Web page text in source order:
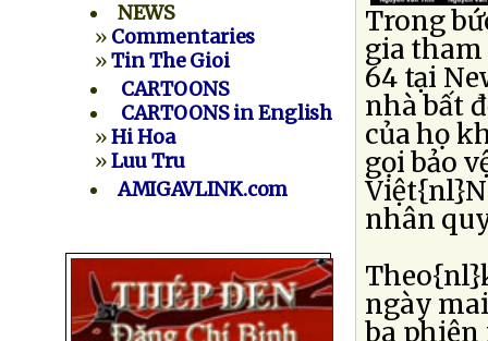
NEWS
» Commentaries
»Tin The Gioi
CARTOONS
CARTOONS in English
»Hi Hoa
»Luu Tru
AMIGAVLINK.com
Trong
gia
64 tại
nhà bất
của họ
gọi bảo
nhân
ngày
ba phiên